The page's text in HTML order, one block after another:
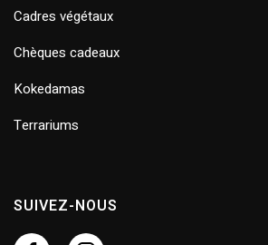
Cadres végétaux
Chèques cadeaux
Kokedamas
Terrariums
SUIVEZ-NOUS